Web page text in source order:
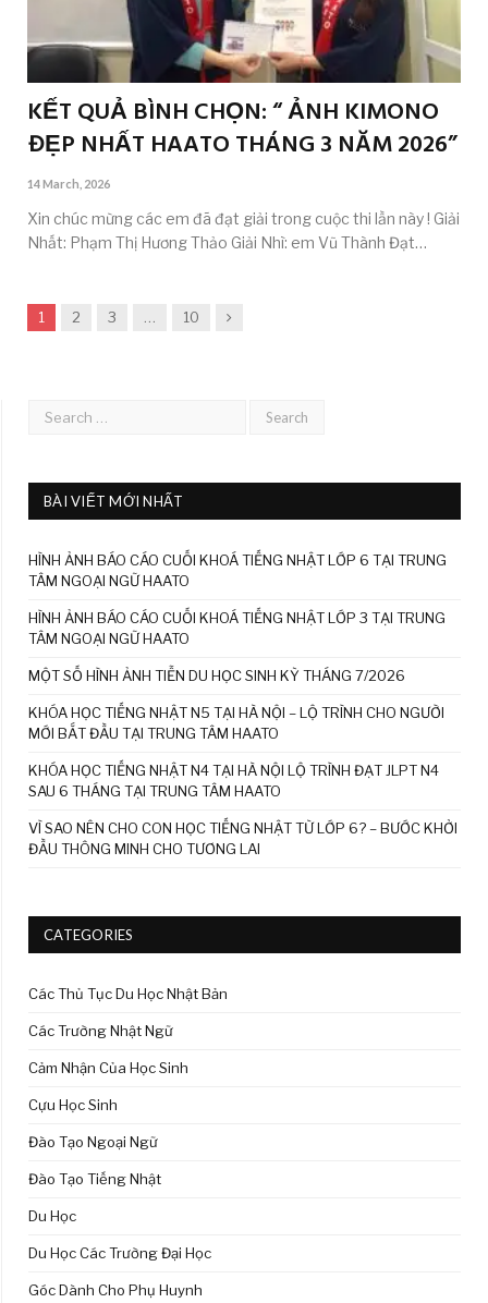
KẾT QUẢ BÌNH CHỌN: “ ẢNH KIMONO
ĐẸP NHẤT HAATO THÁNG 3 NĂM 2026”
14 March, 2026
Xin chúc mừng các em đã đạt giải trong cuộc thi lần này ! Giải
Nhất: Phạm Thị Hương Thảo Giải Nhì: em Vũ Thành Đạt…
1 2 3 10 Next
BÀI VIẾT MỚI NHẤT
HÌNH ẢNH BÁO CÁO CUỐI KHOÁ TIẾNG NHẬT LỚP 6 TẠI TRUNG
TÂM NGOẠI NGỮ HAATO
HÌNH ẢNH BÁO CÁO CUỐI KHOÁ TIẾNG NHẬT LỚP 3 TẠI TRUNG
TÂM NGOẠI NGỮ HAATO
MỘT SỐ HÌNH ẢNH TIỄN DU HỌC SINH KỲ THÁNG 7/2026
KHÓA HỌC TIẾNG NHẬT N5 TẠI HÀ NỘI – LỘ TRÌNH CHO NGƯỜI
MỚI BẮT ĐẦU TẠI TRUNG TÂM HAATO
KHÓA HỌC TIẾNG NHẬT N4 TẠI HÀ NỘI LỘ TRÌNH ĐẠT JLPT N4
SAU 6 THÁNG TẠI TRUNG TÂM HAATO
VÌ SAO NÊN CHO CON HỌC TIẾNG NHẬT TỪ LỚP 6? – BƯỚC KHỞI
ĐẦU THÔNG MINH CHO TƯƠNG LAI
CATEGORIES
Các Thủ Tục Du Học Nhật Bản
Các Trường Nhật Ngữ
Cảm Nhận Của Học Sinh
Cựu Học Sinh
Đào Tạo Ngoại Ngữ
Đào Tạo Tiếng Nhật
Du Học
Du Học Các Trường Đại Học
Góc Dành Cho Phụ Huynh